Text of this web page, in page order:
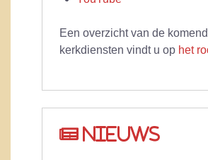
Een overzicht van de
kerkdiensten vindt u op het
Nieuws